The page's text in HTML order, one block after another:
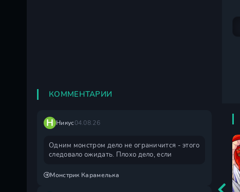
КОММЕНТАРИИ
Н Никус04.08.26
Одним монстром дело не ограничится - этого
следовало ожидать. Плохо дело, если
Монстрик Карамелька